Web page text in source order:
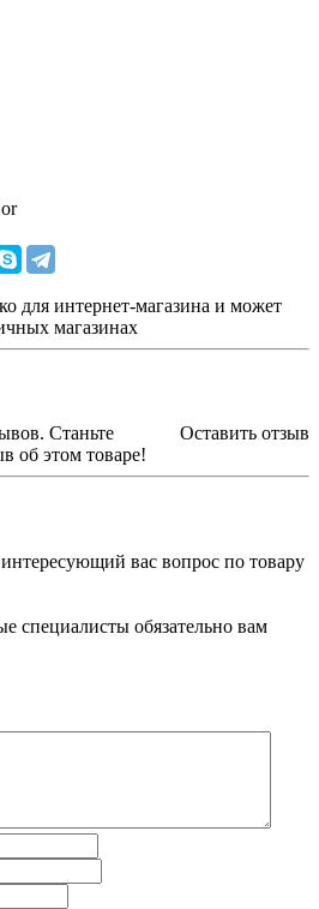
для интернет-магазина и может
магазинах
Оставить отзыв
Станьте
об этом товаре!
вас вопрос по товару
специалисты обязательно вам